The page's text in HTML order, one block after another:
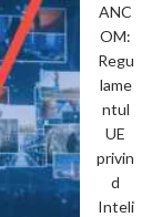
ANC
OM:
Regu
lame
ntul
UE
privin
d
Inteli